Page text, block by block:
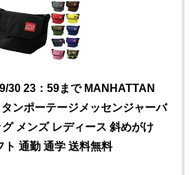
30 23：59まで MANHATTAN
ンポーテージメッセンジャーバ
メンズ レディース 斜めがけ
ト 通勤 通学 送料無料